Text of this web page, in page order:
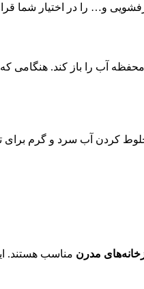
و… را در اختیار شما
آب را باز کند.
کردن آب سرد و گرم برای
مدرن مناسب هستند.